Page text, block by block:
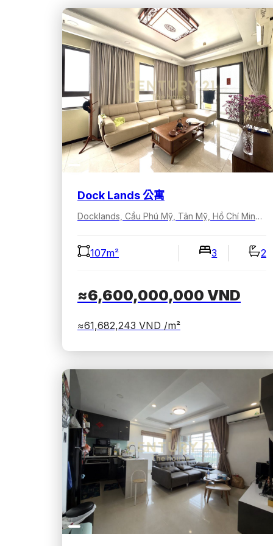
Dock Lands 公寓
Docklands, Cầu Phú Mỹ, Tân Mỹ, Hồ Chí Minh, Việt Nam
107m² 3 2
≈6,600,000,000 VND
≈61,682,243 VND /m²